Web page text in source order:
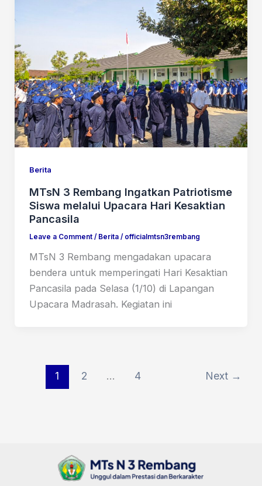
Berita
MTsN 3 Rembang Ingatkan Patriotisme
Siswa melalui Upacara Hari Kesaktian
Pancasila
Leave a Comment / Berita/ officialmtsn3rembang
MTsN 3 Rembang mengadakan upacara
bendera untuk memperingati Hari Kesaktian
Pancasila pada Selasa (1/10) di Lapangan
Upacara Madrasah. Kegiatan ini
1 2 … 4 Next →